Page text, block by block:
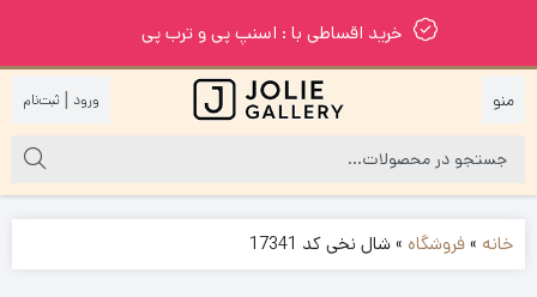
خرید اقساطی با : اسنپ پی و ترب پی
|
خانه »فروشگاه »شال نخی کد 17341